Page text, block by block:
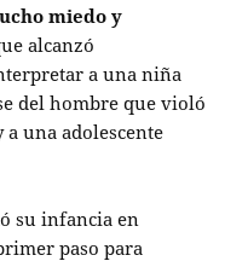
miedo y
alcanzó
a una niña
del hombre que violó
a una adolescente
su infancia en
paso para